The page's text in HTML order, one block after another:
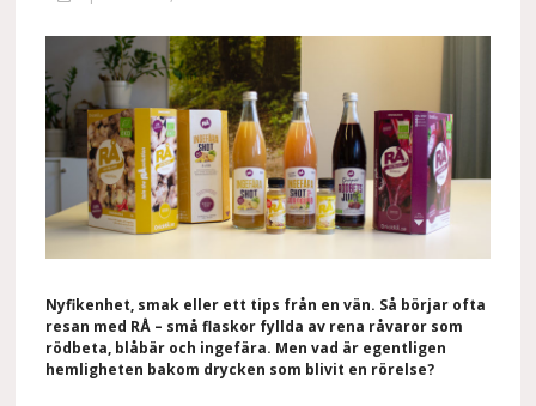
Nyfikenhet, smak eller ett tips från en vän. Så börjar ofta
resan med RÅ – små flaskor fyllda av rena råvaror som
rödbeta, blåbär och ingefära. Men vad är egentligen
hemligheten bakom drycken som blivit en rörelse?